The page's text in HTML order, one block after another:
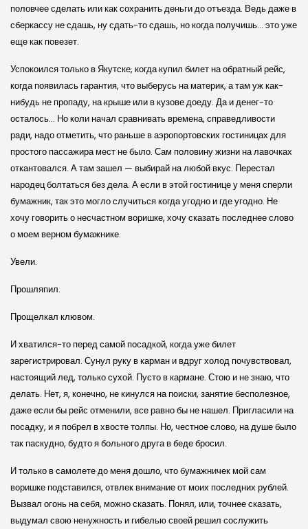
половчее сделать или как сохранить деньги до отъезда. Ведь даже в
сберкассу не сдашь, ну сдать-то сдашь, но когда получишь… это уже
еще как повезет.
Успокоился только в Якутске, когда купил билет на обратный рейс,
когда появилась гарантия, что выберусь на материк, а там уж как-
нибудь не пропаду, на крыше или в кузове доеду. Да и денег-то
осталось… Но коли начал сравнивать времена, справедливости
ради, надо отметить, что раньше в аэропортовских гостиницах для
простого пассажира мест не было. Сам половину жизни на лавочках
откантовался. А там зашел — выбирай на любой вкус. Перестал
народец болтаться без дела. А если в этой гостинице у меня сперли
бумажник, так это могло случиться когда угодно и где угодно. Не
хочу говорить о несчастном воришке, хочу сказать последнее слово
о моем верном бумажнике.
Увели.
Прошляпил.
Прощелкал клювом.
И хватился-то перед самой посадкой, когда уже билет
зарегистрировал. Сунул руку в карман и вдруг холод почувствовал,
настоящий лед, только сухой. Пусто в кармане. Стою и не знаю, что
делать. Нет, я, конечно, не кинулся на поиски, занятие бесполезное,
даже если бы рейс отменили, все равно бы не нашел. Пригласили на
посадку, и я побрел в хвосте толпы. Но, честное слово, на душе было
так паскудно, будто я больного друга в беде бросил.
И только в самолете до меня дошло, что бумажничек мой сам
воришке подставился, отвлек внимание от моих последних рублей.
Вызвал огонь на себя, можно сказать. Понял, или, точнее сказать,
выдумал свою ненужность и гибелью своей решил сослужить